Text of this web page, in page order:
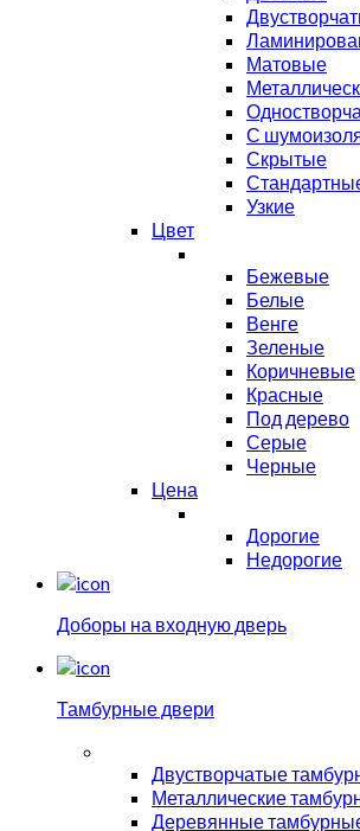
Матовые
С
Скрытые
Узкие
Цвет
Бежевые
Белые
Венге
Зеленые
Коричневые
Красные
Под дерево
Серые
Черные
Цена
Дорогие
Недорогие
Доборы на входную дверь
Тамбурные двери
Двустворчатые
Металлические
Деревянные